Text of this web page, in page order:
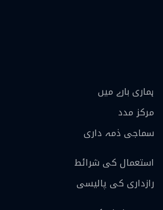
ہماری بارے ميں
مرکز مدد
سماجی ذمہ داری
استعمال کی شرائط
رازداری کی پالیسی